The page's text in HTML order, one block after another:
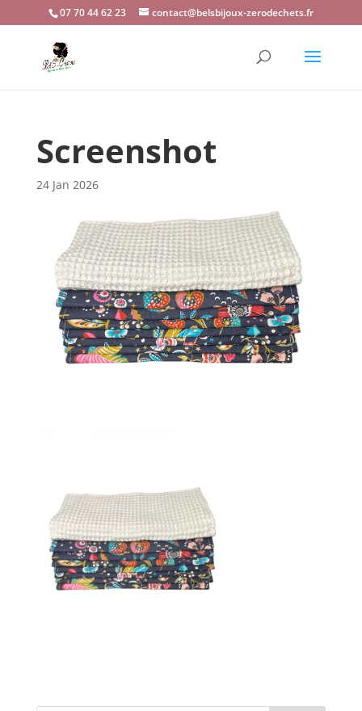
07 70 44 62 23 contact@belsbijoux-zerodechets.fr
Screenshot
24 Jan 2026